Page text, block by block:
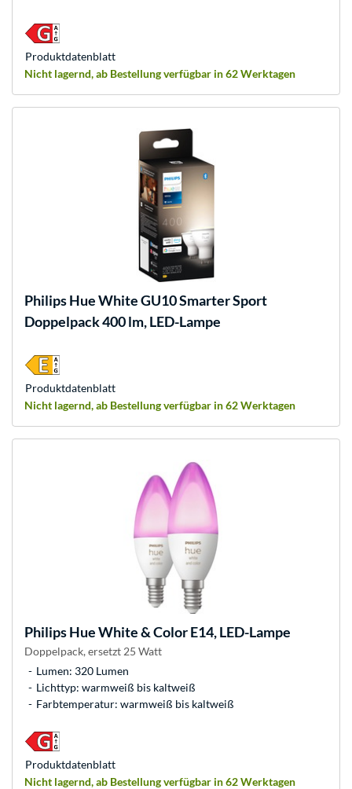
Nicht lagernd, ab Bestellung verfügbar in 62 Werktagen
Produkt­datenblatt
Philips HueWhite GU10 Smarter Sport
Doppelpack 400 lm, LED-Lampe
Nicht lagernd, ab Bestellung verfügbar in 62 Werktagen
Produkt­datenblatt
Philips HueWhite & Color E14, LED-Lampe
Doppelpack, ersetzt 25 Watt
Lumen: 320 Lumen
Lichttyp: warmweiß bis kaltweiß
Farbtemperatur: warmweiß bis kaltweiß
Nicht lagernd, ab Bestellung verfügbar in 62 Werktagen
Produkt­datenblatt